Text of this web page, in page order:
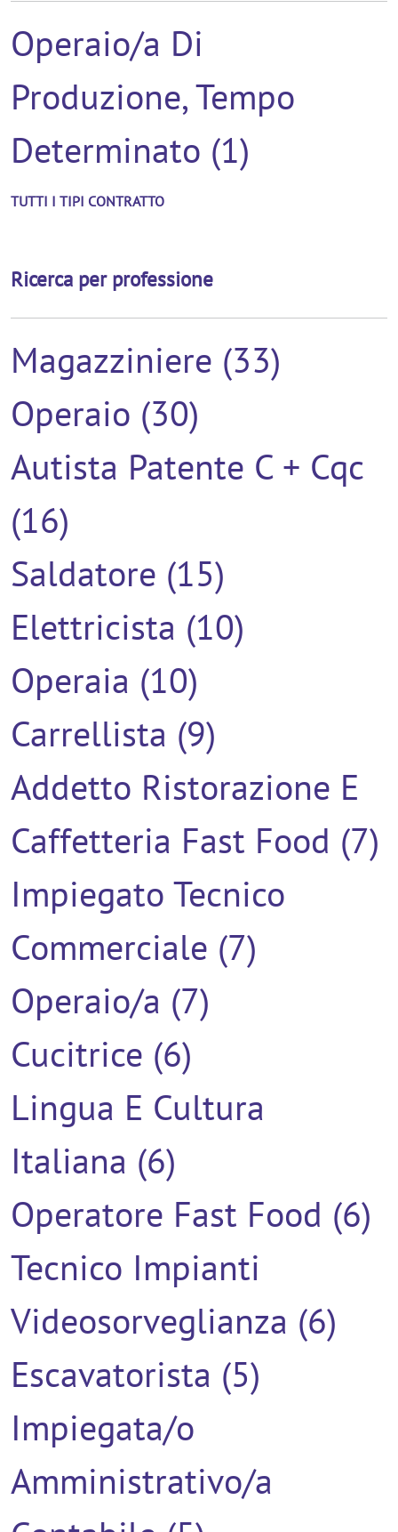
Operaio/a Di
Produzione, Tempo
Determinato (1)
TUTTI I TIPI CONTRATTO
Ricerca per professione
Magazziniere (33)
Operaio (30)
Autista Patente C + Cqc
(16)
Saldatore (15)
Elettricista (10)
Operaia (10)
Carrellista (9)
Addetto Ristorazione E
Caffetteria Fast Food (7)
Impiegato Tecnico
Commerciale (7)
Operaio/a (7)
Cucitrice (6)
Lingua E Cultura
Italiana (6)
Operatore Fast Food (6)
Tecnico Impianti
Videosorveglianza (6)
Escavatorista (5)
Impiegata/o
Amministrativo/a